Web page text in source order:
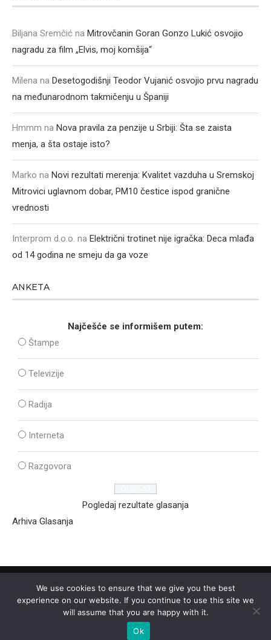
Biljana Sremčić na Mitrovčanin Goran Gonzo Lukić osvojio
nagradu za film „Elvis, moj komšija“
Milena na Desetogodišnji Teodor Vujanić osvojio prvu nagradu
na međunarodnom takmičenju u Španiji
Hmmm na Nova pravila za penzije u Srbiji: Šta se zaista
menja, a šta ostaje isto?
Marko na Novi rezultati merenja: Kvalitet vazduha u Sremskoj
Mitrovici uglavnom dobar, PM10 čestice ispod granične
vrednosti
Interprom d.o.o. na Električni trotinet nije igračka: Deca mlađa
od 14 godina ne smeju da ga voze
ANKETA
Najčešće se informišem putem:
Štampe
Televizije
Radija
Interneta
Razgovora
Pogledaj rezultate glasanja
Arhiva Glasanja
2025 - © - Ozon Media Sremska Mitrovica
We use cookies to ensure that we give you the best
experience on our website. If you continue to use this site we
will assume that you are happy with it.
Ok